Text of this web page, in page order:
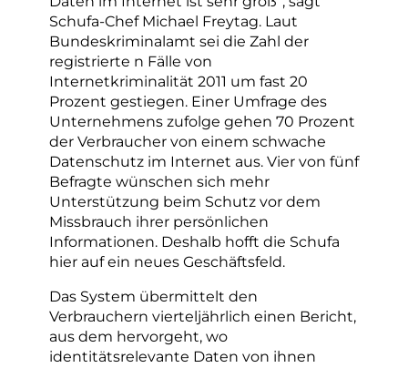
Schufa-Chef Michael Freytag. Laut
Bundeskriminalamt sei die Zahl der
registrierte n Fälle von
Internetkriminalität 2011 um fast 20
Prozent gestiegen. Einer Umfrage des
Unternehmens zufolge gehen 70 Prozent
der Verbraucher von einem schwache
Datenschutz im Internet aus. Vier von fünf
Befragte wünschen sich mehr
Unterstützung beim Schutz vor dem
Missbrauch ihrer persönlichen
Informationen. Deshalb hofft die Schufa
hier auf ein neues Geschäftsfeld.
Das System übermittelt den
Verbrauchern vierteljährlich einen Bericht,
aus dem hervorgeht, wo
identitätsrelevante Daten von ihnen